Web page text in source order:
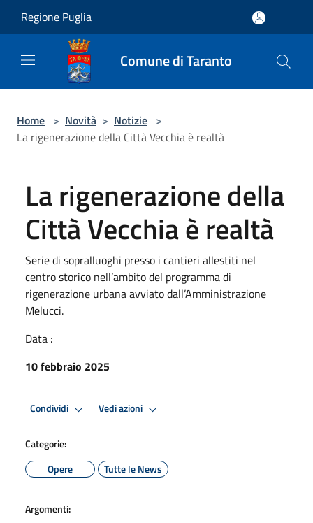
Regione Puglia
Comune di Taranto
Home > Novità > Notizie >
La rigenerazione della Città Vecchia è realtà
La rigenerazione della
Città Vecchia è realtà
Serie di sopralluoghi presso i cantieri allestiti nel
centro storico nell’ambito del programma di
rigenerazione urbana avviato dall’Amministrazione
Melucci.
Data :
10 febbraio 2025
Condividi Vedi azioni
Categorie:
Opere
Tutte le News
Argomenti: